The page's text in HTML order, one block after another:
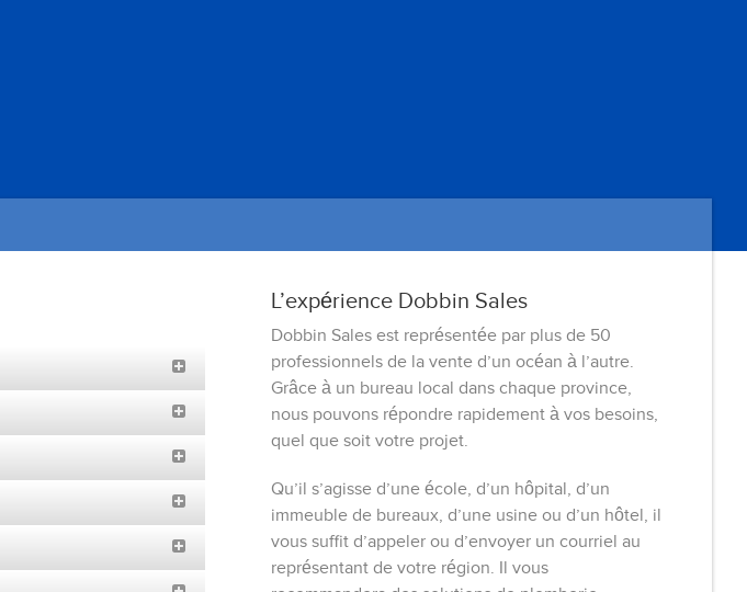
L’expérience Dobbin Sales
Dobbin Sales est représentée par plus de 50
professionnels de la vente d’un océan à l’autre.
Grâce à un bureau local dans chaque province,
nous pouvons répondre rapidement à vos besoins,
quel que soit votre projet.
Qu’il s’agisse d’une école, d’un hôpital, d’un
immeuble de bureaux, d’une usine ou d’un hôtel, il
vous suffit d’appeler ou d’envoyer un courriel au
représentant de votre région. Il vous